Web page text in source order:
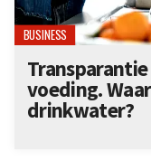
BUSINESS
voeding.
drinkwater?